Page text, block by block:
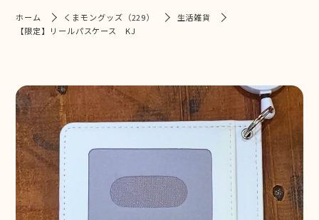
ホーム くまモングッズ（229）
生活雑貨
【限定】リールパスケース KJ